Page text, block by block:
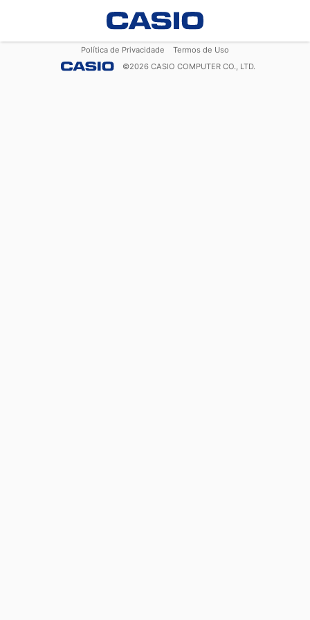
Política de Privacidade
Termos de Uso
©2026 CASIO COMPUTER CO., LTD.